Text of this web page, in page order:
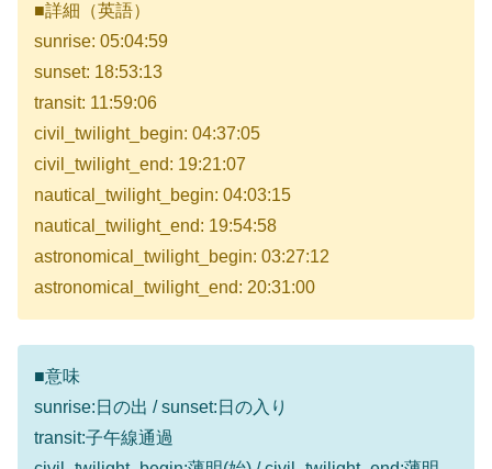
■詳細（英語）
sunrise: 05:04:59
sunset: 18:53:13
transit: 11:59:06
civil_twilight_begin: 04:37:05
civil_twilight_end: 19:21:07
nautical_twilight_begin: 04:03:15
nautical_twilight_end: 19:54:58
astronomical_twilight_begin: 03:27:12
astronomical_twilight_end: 20:31:00
■意味
sunrise:日の出 / sunset:日の入り
transit:子午線通過